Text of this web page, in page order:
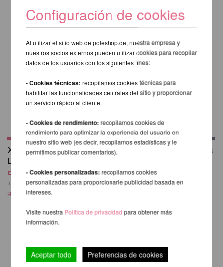
MISMA MARCA
X-Stage Pro con X-
Lock PST04LT
desde 1.210,08 EUR
incl. 20 % I.V.A. exkl.
gastos de envio
Extensión para barras
recubrimiento de
silicona
gastos de envio
Configuración de cookies
Al utilizar el sitio web de poleshop.de, nuestra empresa y
nuestros socios externos pueden utilizar cookies para recopilar
datos de los usuarios con los siguientes fines:
- Cookies técnicas:recopilamos cookies técnicas para
habilitar las funcionalidades centrales del sitio y proporcionar
un servicio rápido al cliente.
- Cookies de rendimiento: recopilamos cookies de
rendimiento para optimizar la experiencia del usuario en
nuestro sitio web (es decir, recopilamos estadísticas y le
permitimos publicar comentarios).
- Cookies personalizadas: recopilamos cookies
personalizadas para proporcionarle publicidad basada en
intereses.
Visite nuestra Política de privacidadpara obtener más
información.
Aceptar todo Preferencias de cookies